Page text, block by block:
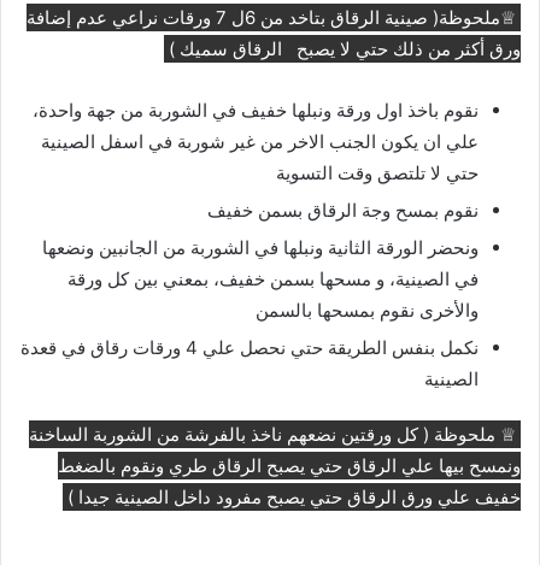
♕ملحوظة( صينية الرقاق بتاخد من 6ل 7 ورقات نراعي عدم إضافة
ورق أكثر من ذلك حتي لا يصبح الرقاق سميك )
نقوم باخذ اول ورقة ونبلها خفيف في الشوربة من جهة واحدة،
علي ان يكون الجنب الاخر من غير شوربة في اسفل الصينية
حتي لا تلتصق وقت التسوية
نقوم بمسح وجة الرقاق بسمن خفيف
ونحضر الورقة الثانية ونبلها في الشوربة من الجانبين ونضعها
في الصينية، و مسحها بسمن خفيف، بمعني بين كل ورقة
والأخرى نقوم بمسحها بالسمن
نكمل بنفس الطريقة حتي نحصل علي 4 ورقات رقاق في قعدة
الصينية
♕ ملحوظة ( كل ورقتين نضعهم ناخذ بالفرشة من الشوربة الساخنة
ونمسح بيها علي الرقاق حتي يصبح الرقاق طري ونقوم بالضغط
خفيف علي ورق الرقاق حتي يصبح مفرود داخل الصينية جيدا )